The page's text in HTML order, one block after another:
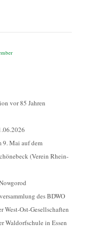
vor 85 Jahren
9. Mai auf dem
(Verein Rhein-
des BDWO
West-Ost-Gesellschaften
Waldorfschule in Essen